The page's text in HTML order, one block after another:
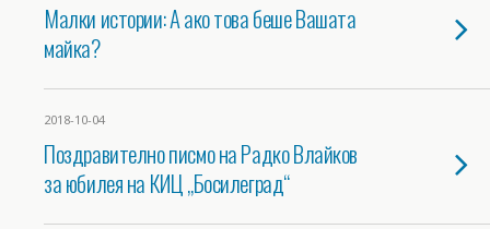
Малки истории: А ако това беше Вашата
майка?
2018-10-04
Поздравително писмо на Радко Влайков
за юбилея на КИЦ „Босилеград“